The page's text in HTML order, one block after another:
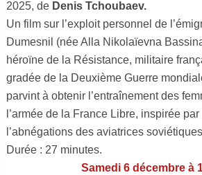
2025, de Denis Tchoubaev.
Un film sur l’exploit personnel de
Dumesnil (née Alla Nikolaïevna
héroïne de la Résistance, militaire
gradée de la Deuxième Guerre
parvint à obtenir l’entraînement des
l’armée de la France Libre, inspirée
l’abnégations des aviatrices
Durée : 27 minutes.
Samedi 6 décembre à